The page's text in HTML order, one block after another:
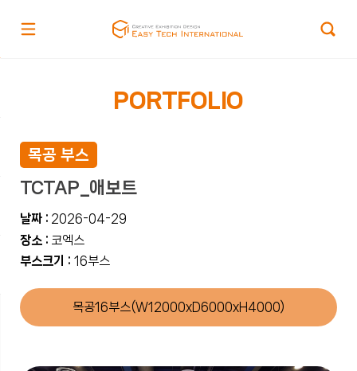
PORTFOLIO
목공 부스
TCTAP_애보트
날짜 : 2026-04-29
장소 : 코엑스
부스크기 : 16부스
목공16부스(W12000xD6000xH4000)